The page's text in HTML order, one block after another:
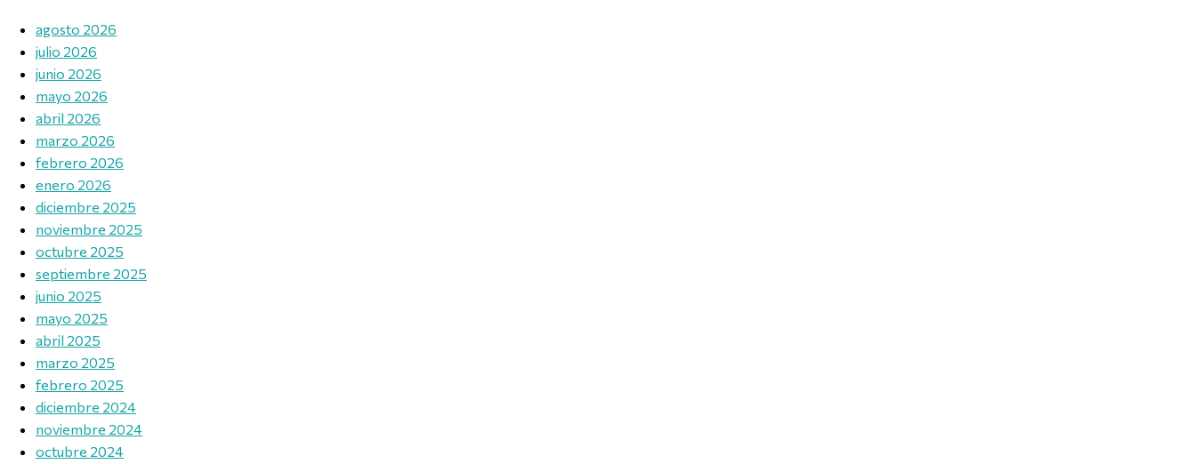
agosto 2026
julio 2026
junio 2026
mayo 2026
abril 2026
marzo 2026
febrero 2026
enero 2026
diciembre 2025
noviembre 2025
octubre 2025
septiembre 2025
junio 2025
mayo 2025
abril 2025
marzo 2025
febrero 2025
diciembre 2024
noviembre 2024
octubre 2024